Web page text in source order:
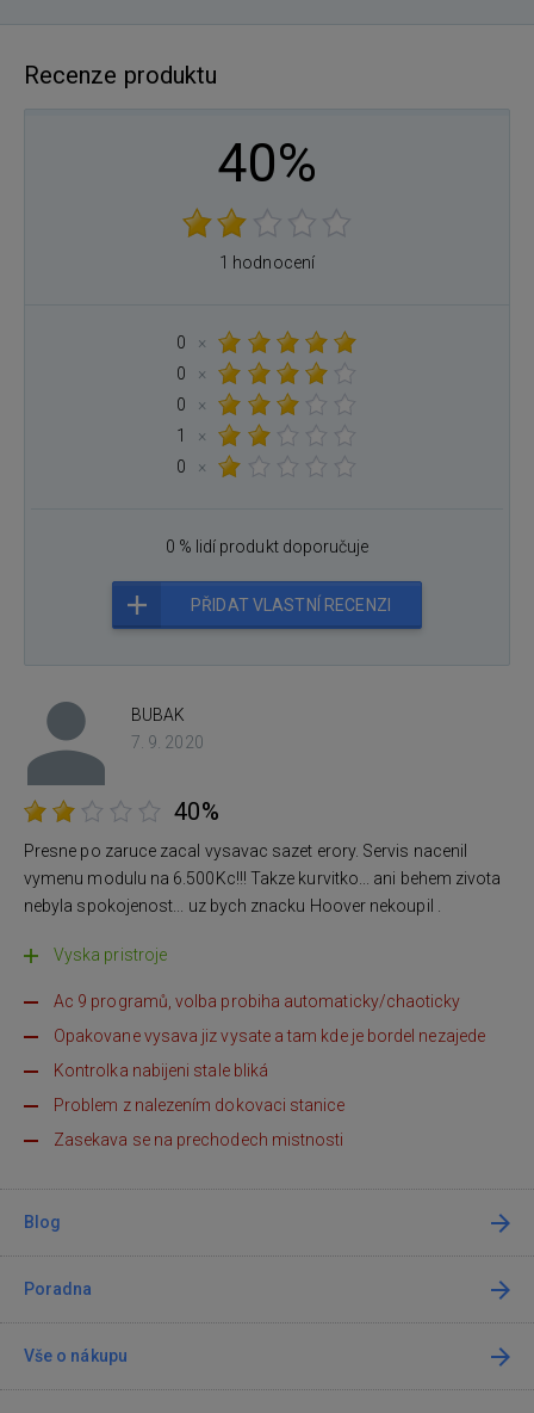
Recenze produktu
40%
1 hodnocení
0
×
0
×
0
×
1
×
0
×
0 % lidí produkt doporučuje
PŘIDAT VLASTNÍ RECENZI
BUBAK
7. 9. 2020
40%
Presne po zaruce zacal vysavac sazet erory. Servis nacenil
vymenu modulu na 6.500Kc!!! Takze kurvitko... ani behem zivota
nebyla spokojenost... uz bych znacku Hoover nekoupil .
Vyska pristroje
Ac 9 programů, volba probiha automaticky/chaoticky
Opakovane vysava jiz vysate a tam kde je bordel nezajede
Kontrolka nabijeni stale bliká
Problem z nalezením dokovaci stanice
Zasekava se na prechodech mistnosti
Blog
Poradna
Vše o nákupu